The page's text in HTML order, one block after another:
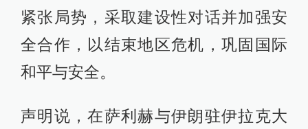
紧张局势，采取建设性对话并加强安
全合作，以结束地区危机，巩固国际
和平与安全。
声明说，在萨利赫与伊朗驻伊拉克大